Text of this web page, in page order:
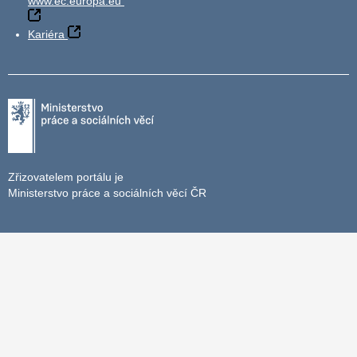
Kariéra
Zřizovatelem portálu je
Ministerstvo práce a sociálních věcí ČR